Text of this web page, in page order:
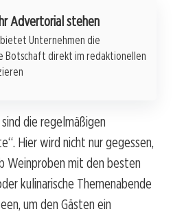
Advertorial stehen
Unternehmen die
Botschaft direkt im redaktionellen
die regelmäßigen
Hier wird nicht nur gegessen,
Weinproben mit den besten
kulinarische Themenabende
um den Gästen ein